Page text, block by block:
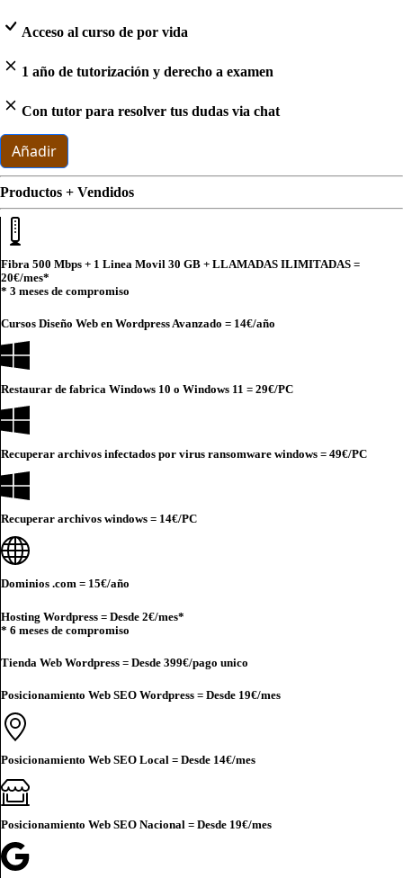
Acceso al curso de por vida
1 año de tutorización y derecho a examen
Con tutor para resolver tus dudas via chat
Añadir
Productos + Vendidos
Fibra 500 Mbps + 1 Linea Movil 30 GB + LLAMADAS ILIMITADAS =
20€/mes*
* 3 meses de compromiso
Cursos Diseño Web en Wordpress Avanzado = 14€/año
Restaurar de fabrica Windows 10 o Windows 11 = 29€/PC
Recuperar archivos infectados por virus ransomware windows = 49€/PC
Recuperar archivos windows = 14€/PC
Dominios .com = 15€/año
Hosting Wordpress = Desde 2€/mes*
* 6 meses de compromiso
Tienda Web Wordpress = Desde 399€/pago unico
Posicionamiento Web SEO Wordpress = Desde 19€/mes
Posicionamiento Web SEO Local = Desde 14€/mes
Posicionamiento Web SEO Nacional = Desde 19€/mes